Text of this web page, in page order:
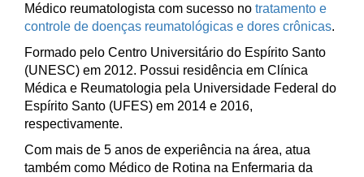
Médico reumatologista com sucesso no tratamento e
controle de doenças reumatológicas e dores crônicas.
Formado pelo Centro Universitário do Espírito Santo
(UNESC) em 2012. Possui residência em Clínica
Médica e Reumatologia pela Universidade Federal do
Espírito Santo (UFES) em 2014 e 2016,
respectivamente.
Com mais de 5 anos de experiência na área, atua
também como Médico de Rotina na Enfermaria da